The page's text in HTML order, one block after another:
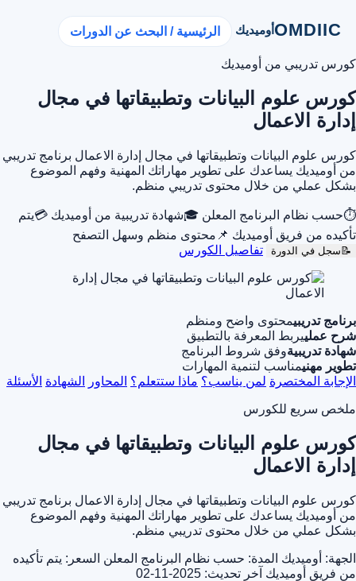
OMDIICأوميديك الرئيسية / البحث عن الدورات
كورس تدريبي من أوميديك
كورس علوم البيانات وتطبيقاتها في مجال
إدارة الاعمال
كورس علوم البيانات وتطبيقاتها في مجال إدارة الاعمال برنامج تدريبي
من أوميديك يساعدك على تطوير مهاراتك المهنية وفهم الموضوع
بشكل عملي من خلال محتوى تدريبي منظم.
⏱حسب نظام البرنامج المعلن 🎓شهادة تدريبية من أوميديك 💳يتم
تأكيده من فريق أوميديك 📌 محتوى منظم وسهل التصفح
📝 سجل في الدورة تفاصيل الكورس
برنامج تدريبيمحتوى واضح ومنظم
شرح عملييربط المعرفة بالتطبيق
شهادة تدريبيةوفق شروط البرنامج
تطوير مهنيمناسب لتنمية المهارات
الإجابة المختصرة لمن يناسب؟ ماذا ستتعلم؟ المحاور الشهادة الأسئلة
ملخص سريع للكورس
كورس علوم البيانات وتطبيقاتها في مجال
إدارة الاعمال
كورس علوم البيانات وتطبيقاتها في مجال إدارة الاعمال برنامج تدريبي
من أوميديك يساعدك على تطوير مهاراتك المهنية وفهم الموضوع
بشكل عملي من خلال محتوى تدريبي منظم.
الجهة: أوميديك المدة: حسب نظام البرنامج المعلن السعر: يتم تأكيده
من فريق أوميديك آخر تحديث: 2025-11-02